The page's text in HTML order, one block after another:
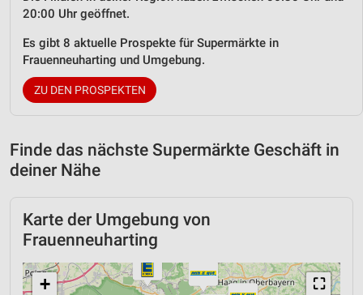
20:00 Uhr geöffnet.
Es gibt 8 aktuelle Prospekte für Supermärkte in
Frauenneuharting und Umgebung.
ZU DEN PROSPEKTEN
Finde das nächste Supermärkte Geschäft in
deiner Nähe
Karte der Umgebung von
Frauenneuharting
⛶
+